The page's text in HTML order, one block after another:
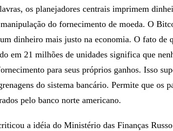
os planejadores centrais imprimem
do fornecimento de moeda. O
dinheiro mais justo na economia. O fato de
em 21 milhões de unidades significa que
para seus próprios ganhos. Isso
do sistema bancário. Permite que os
pelo banco norte americano.
a idéia do Ministério das Finanças